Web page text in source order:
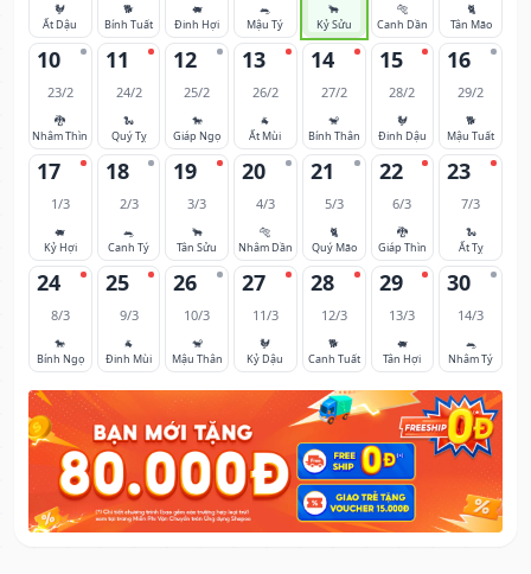
🐓
Ất Dậu
🐕
Bính Tuất
🐖
Đinh Hợi
🐀
Mậu Tý
🐂
Kỷ Sửu
🐅
Canh Dần
🐈
Tân Mão
10
23/2
🐉
Nhâm Thìn
11
24/2
🐍
Quý Tỵ
12
25/2
🐎
Giáp Ngọ
13
26/2
🐐
Ất Mùi
14
27/2
🐒
Bính Thân
15
28/2
🐓
Đinh Dậu
16
29/2
🐕
Mậu Tuất
17
1/3
🐖
Kỷ Hợi
18
2/3
🐀
Canh Tý
19
3/3
🐂
Tân Sửu
20
4/3
🐅
Nhâm Dần
21
5/3
🐈
Quý Mão
22
6/3
🐉
Giáp Thìn
23
7/3
🐍
Ất Tỵ
24
8/3
🐎
Bính Ngọ
25
9/3
🐐
Đinh Mùi
26
10/3
🐒
Mậu Thân
27
11/3
🐓
Kỷ Dậu
28
12/3
🐕
Canh Tuất
29
13/3
🐖
Tân Hợi
30
14/3
🐀
Nhâm Tý